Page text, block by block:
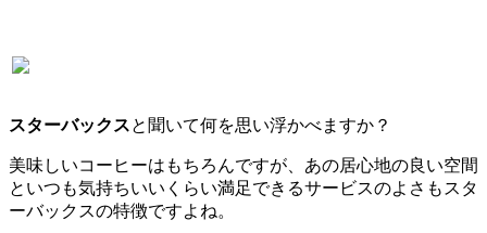
スターバックスと聞いて何を思い浮かべますか？
美味しいコーヒーはもちろんですが、あの居心地の良い空間
といつも気持ちいいくらい満足できるサービスのよさもスタ
ーバックスの特徴ですよね。